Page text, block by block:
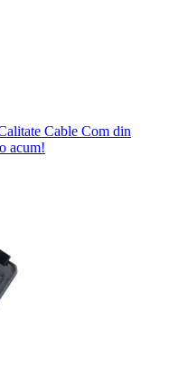
Cable Com din
acum!